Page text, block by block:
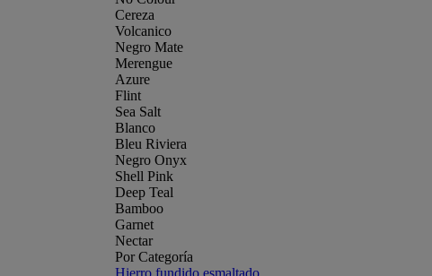
Cereza
Volcanico
Negro Mate
Merengue
Azure
Flint
Sea Salt
Blanco
Bleu Riviera
Negro Onyx
Shell Pink
Deep Teal
Bamboo
Garnet
Nectar
Por Categoría
Hierro fundido esmaltado